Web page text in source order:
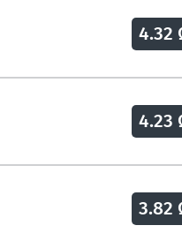
4.32
4.23
3.82